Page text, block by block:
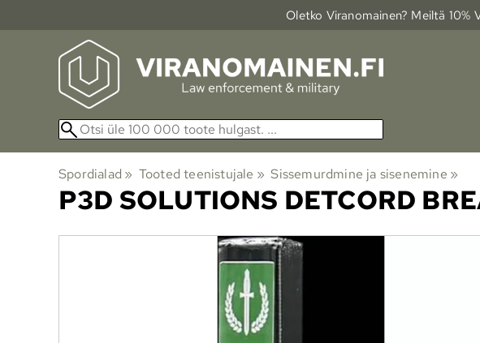
Oletko Viranomainen? Meiltä
Spordialad ‪» Tooted teenistujale ‪» Sissemurdmine ja sisenemine ‪»
P3D SOLUTIONS DETCORD